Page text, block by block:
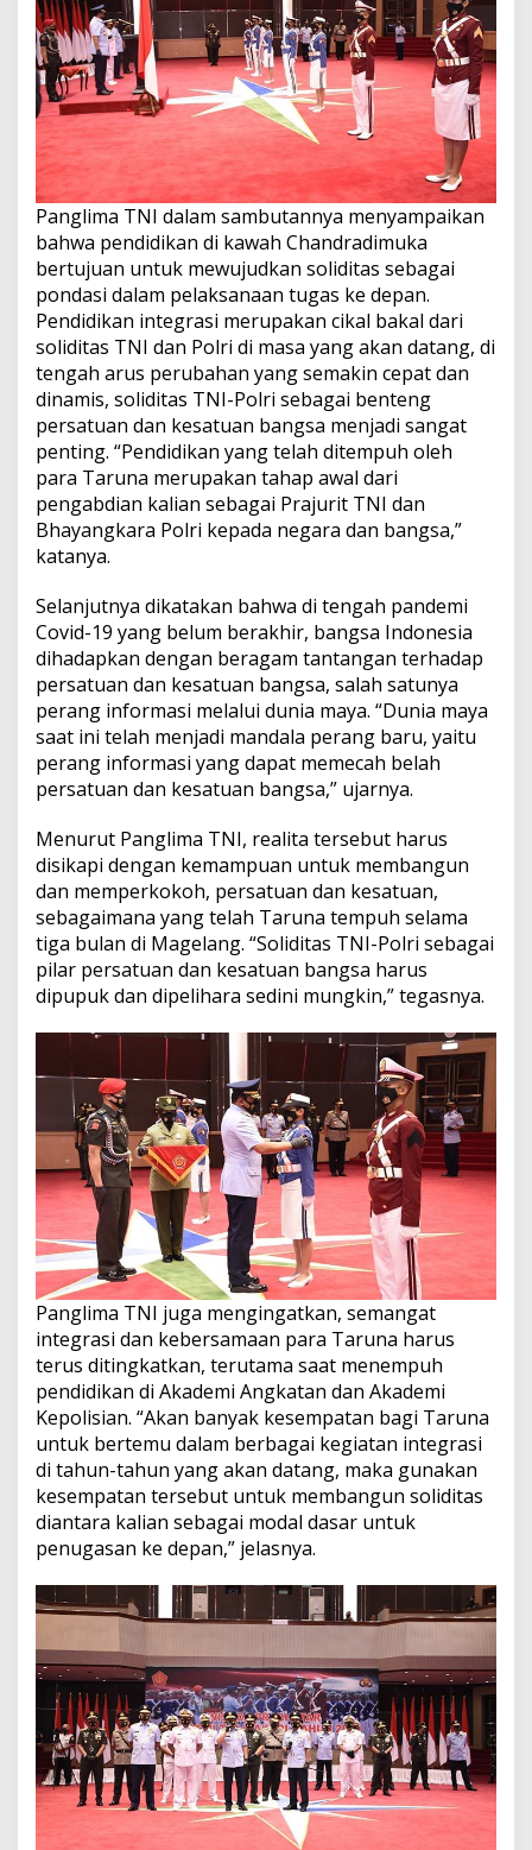
Panglima TNI dalam sambutannya menyampaikan
bahwa pendidikan di kawah Chandradimuka
bertujuan untuk mewujudkan soliditas sebagai
pondasi dalam pelaksanaan tugas ke depan.
Pendidikan integrasi merupakan cikal bakal dari
soliditas TNI dan Polri di masa yang akan datang, di
tengah arus perubahan yang semakin cepat dan
dinamis, soliditas TNI-Polri sebagai benteng
persatuan dan kesatuan bangsa menjadi sangat
penting. “Pendidikan yang telah ditempuh oleh
para Taruna merupakan tahap awal dari
pengabdian kalian sebagai Prajurit TNI dan
Bhayangkara Polri kepada negara dan bangsa,”
katanya.
Selanjutnya dikatakan bahwa di tengah pandemi
Covid-19 yang belum berakhir, bangsa Indonesia
dihadapkan dengan beragam tantangan terhadap
persatuan dan kesatuan bangsa, salah satunya
perang informasi melalui dunia maya. “Dunia maya
saat ini telah menjadi mandala perang baru, yaitu
perang informasi yang dapat memecah belah
persatuan dan kesatuan bangsa,” ujarnya.
Menurut Panglima TNI, realita tersebut harus
disikapi dengan kemampuan untuk membangun
dan memperkokoh, persatuan dan kesatuan,
sebagaimana yang telah Taruna tempuh selama
tiga bulan di Magelang. “Soliditas TNI-Polri sebagai
pilar persatuan dan kesatuan bangsa harus
dipupuk dan dipelihara sedini mungkin,” tegasnya.
Panglima TNI juga mengingatkan, semangat
integrasi dan kebersamaan para Taruna harus
terus ditingkatkan, terutama saat menempuh
pendidikan di Akademi Angkatan dan Akademi
Kepolisian. “Akan banyak kesempatan bagi Taruna
untuk bertemu dalam berbagai kegiatan integrasi
di tahun-tahun yang akan datang, maka gunakan
kesempatan tersebut untuk membangun soliditas
diantara kalian sebagai modal dasar untuk
penugasan ke depan,” jelasnya.